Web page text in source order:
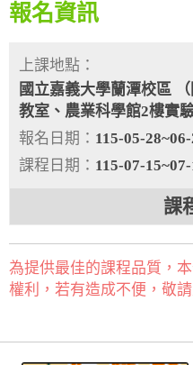
報名資訊
課
上課地點：
國立嘉義大學蘭潭校區
教室、農業科學館2樓實驗
報名日期： 115-05-
課程日期： 115-07-
為提供最佳的課程品質，
權利，若有造成不便，敬請